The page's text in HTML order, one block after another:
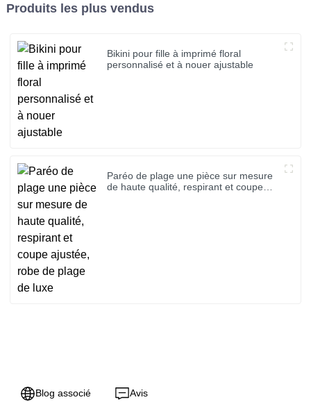
Produits les plus vendus
Bikini pour fille à imprimé floral
personnalisé et à nouer ajustable
Paréo de plage une pièce sur mesure
de haute qualité, respirant et coupe
Blog associé Avis